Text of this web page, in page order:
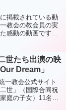
掲載されている動
教会の教会員の実
感動の動画です。
内容です。
世たち出演の映
Dream」
一教会公式サイト
世」（国際合同祝
庭の子女）11名が